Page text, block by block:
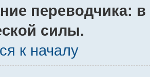
переводчика:
силы.
к началу